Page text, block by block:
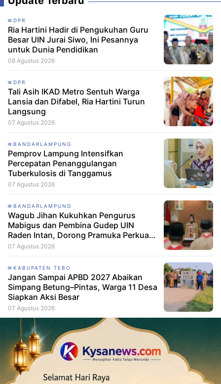
DPR
Ria Hartini Hadir di Pengukuhan Guru
Besar UIN Jurai Siwo, Ini Pesannya
untuk Dunia Pendidikan
08 Agustus 2026
DPR
Tali Asih IKAD Metro Sentuh Warga
Lansia dan Difabel, Ria Hartini Turun
Langsung
07 Agustus 2026
BANDARLAMPUNG
Pemprov Lampung Intensifkan
Percepatan Penanggulangan
Tuberkulosis di Tanggamus
07 Agustus 2026
BANDARLAMPUNG
Wagub Jihan Kukuhkan Pengurus
Mabigus dan Pembina Gudep UIN
Raden Intan, Dorong Pramuka Perkuat
Karakter Generasi Muda
07 Agustus 2026
KABUPATEN TEBO
Jangan Sampai APBD 2027 Abaikan
Simpang Betung–Pintas, Warga 11 Desa
Siapkan Aksi Besar
07 Agustus 2026